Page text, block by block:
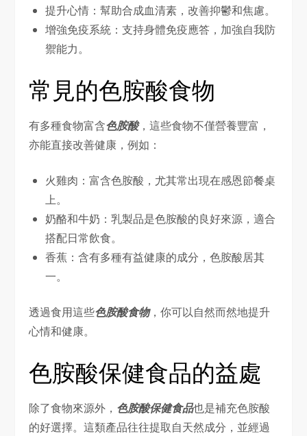
提升心情：幫助合成血清素，改善抑鬱和焦慮。
增強免疫系統：支持身體免疫應答，加強自我防
禦能力。
常見的色胺酸食物
有多種食物富含色胺酸，這些食物不僅營養豐富，
亦能直接改善健康，例如：
火雞肉：富含色胺酸，尤其常出現在感恩節餐桌
上。
奶酪和牛奶：乳製品是色胺酸的良好來源，適合
搭配日常飲食。
香蕉：含有多種有益健康的成分，色胺酸居其
一。
透過食用這些色胺酸食物，你可以自然而然地提升
心情和健康。
色胺酸保健食品的益處
除了食物來源外， 色胺酸保健食品也是補充色胺酸
的好選擇。這類產品往往提取自天然成分，並經過